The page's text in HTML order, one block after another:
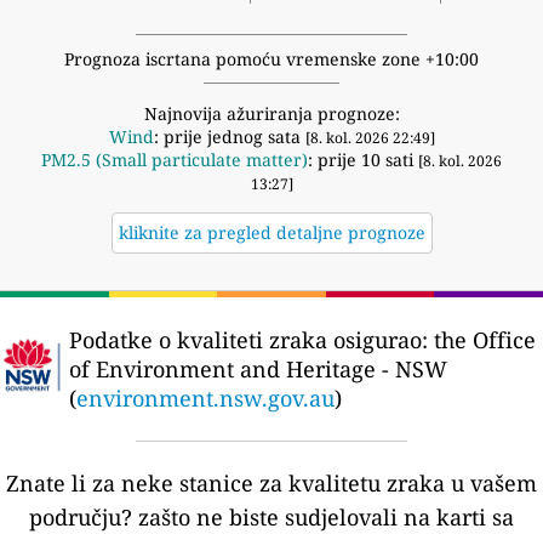
Prognoza iscrtana pomoću vremenske zone +10:00
Najnovija ažuriranja prognoze:
Wind: prije jednog sata [8. kol. 2026 22:49]
PM2.5 (Small particulate matter): prije 10 sati [8. kol. 2026
13:27]
kliknite za pregled detaljne prognoze
Podatke o kvaliteti zraka osigurao: the Office
of Environment and Heritage - NSW
(environment.nsw.gov.au)
Znate li za neke stanice za kvalitetu zraka u vašem
području? zašto ne biste sudjelovali na karti sa